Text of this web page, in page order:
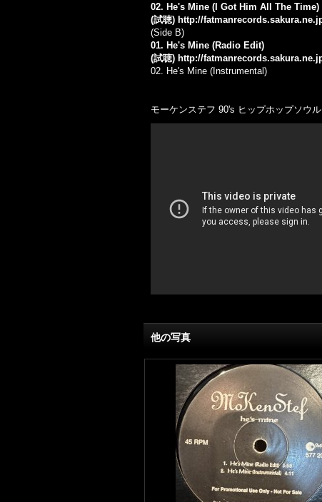
02. He's Mine (I Got Him All The
(試聴) http://
(Side B)
01. He's Mine (Radio Edit)
(試聴) http://
02. He's Mine (Instrumental)
モーケンステフ 90's ヒップホップソウ
他の写真